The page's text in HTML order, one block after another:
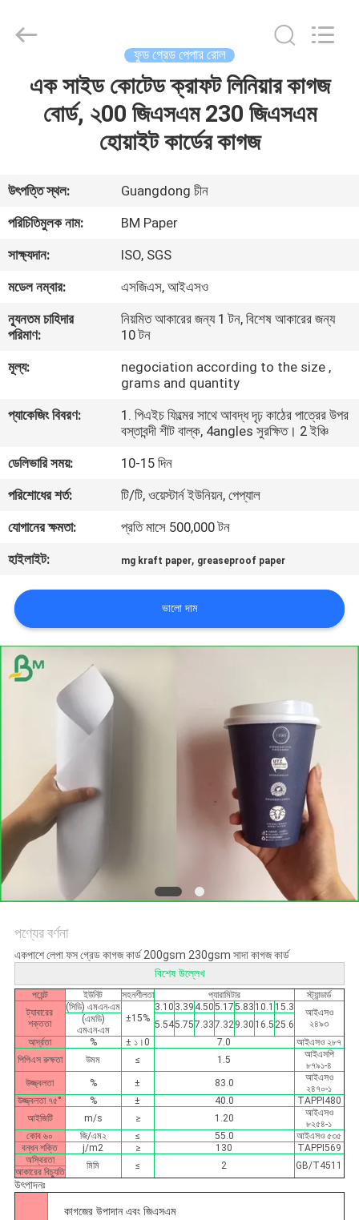
বাড়ি
আমাদের
সম্বন্ধে
কারখানা
পরিদর্শন
নিয়ন্ত্রণ
আমাদের
সাথে
যোগাযোগ
খবর
মামলা
সাইট
ম্যাপ
গোপনীয়তা
CO.,LTD.
ফুড গ্রেড পেপার রোল
এক সাইড কোটেড ক্রাফট লিনিয়ার কাগজ
বোর্ড, ২00 জিএসএম 230 জিএসএম
হোয়াইট কার্ডের কাগজ
উৎপত্তি স্থল:
Guangdong চীন
পরিচিতিমুলক নাম:
BM Paper
সাক্ষ্যদান:
ISO, SGS
মডেল নম্বার:
এসজিএস, আইএসও
ন্যূনতম চাহিদার
পরিমাণ:
নিয়মিত আকারের জন্য 1 টন, বিশেষ আকারের জন্য
10 টন
মূল্য:
negociation according to the size ,
grams and quantity
প্যাকেজিং বিবরণ:
1. পিএইচ ফিল্মের সাথে আবদ্ধ দৃঢ় কাঠের পাত্রের উপর
বস্তাবন্দী শীট বাল্ক, 4angles সুরক্ষিত। 2 ইঞ্চি
ডেলিভারি সময়:
10-15 দিন
পরিশোধের শর্ত:
টি/টি, ওয়েস্টার্ন ইউনিয়ন, পেপ্যাল
যোগানের ক্ষমতা:
প্রতি মাসে 500,000 টন
হাইলাইট:
mg kraft paper, greaseproof paper
ভালো দাম
পণ্যের বর্ণনা
একপাশে লেপা ফস গ্রেড কাগজ কার্ড 200gsm 230gsm সাদা কাগজ কার্ড
বিশেষ উল্লেখ
পয়েন্ট ইউনিট সহনশীলতা প্যারামিটার
স্ট্যান্ডার্ড
ট্যাবারের
শক্ততা
(সিডি) এমএন∙এম
±15%
3.10 3.39 4.505.175.83 10.1 15.3
আইএসও
২৪৯৩
(এমডি)
এমএন∙এম
5.545.757.337.329.30 16.5 25.6
আর্দ্রতা
% ± ১।0 7.0
আইএসও ২৮৭
পিপিএস রুক্ষতা
উমম ≤ 1.5
আইএসপি
৮৭৯১-৪
উজ্জ্বলতা
% ± 83.0
আইএসও
২৪৭০-১
উজ্জ্বলতা ৭৫°
% ± 40.0
TAPPI480
আইজিটি
m/s ≥ 1.20
আইএসও
৮২৫৪-১
কোব ৬০
জি/এম২ ≤ 55.0
আইএসও ৫৩৫
বন্ধন শক্তি
j/m2 ≥ 130
TAPPI569
অস্থিরতা
মিমি ≤ 2 GB/T4511
আকারের বিচ্যুতি
উৎপাদনঃ
কাগজের উপাদান এবং জিএসএম